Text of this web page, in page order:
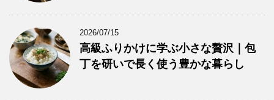
2026/07/15
高級ふりかけに学ぶ小さな贅沢｜包
丁を研いで長く使う豊かな暮らし